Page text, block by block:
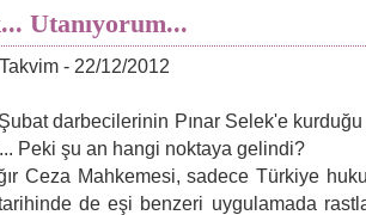
Utanıyorum...
- 22/12/2012
darbecilerinin Pınar Selek'e
Peki şu an hangi noktaya gelindi?
Ceza Mahkemesi, sadece Türkiye
de eşi benzeri uygulamada